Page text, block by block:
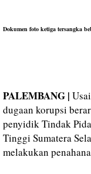
Dokumen foto ketiga tersangka
PALEMBANG |
dugaan korupsi
penyidik Tindak
Tinggi Sumatera
melakukan